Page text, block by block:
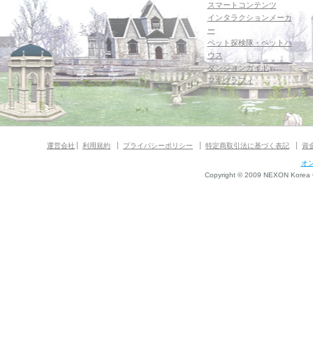
スマートコンテンツ
インタラクションメーカ
ー
ペット探検隊・ペットハ
ウス
ダンジョンガイド
マギグラフィ
運営会社 利用規約 プライバシーポリシー 特定商取引法に基づく表記 資
オ
Copyright © 2009 NEXON Korea